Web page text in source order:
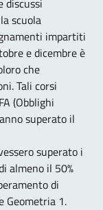
discussi
scuola
impartiti
e dicembre è
che
Tali corsi
(Obblighi
superato il
superato i
almeno il 50%
di
Geometria 1.